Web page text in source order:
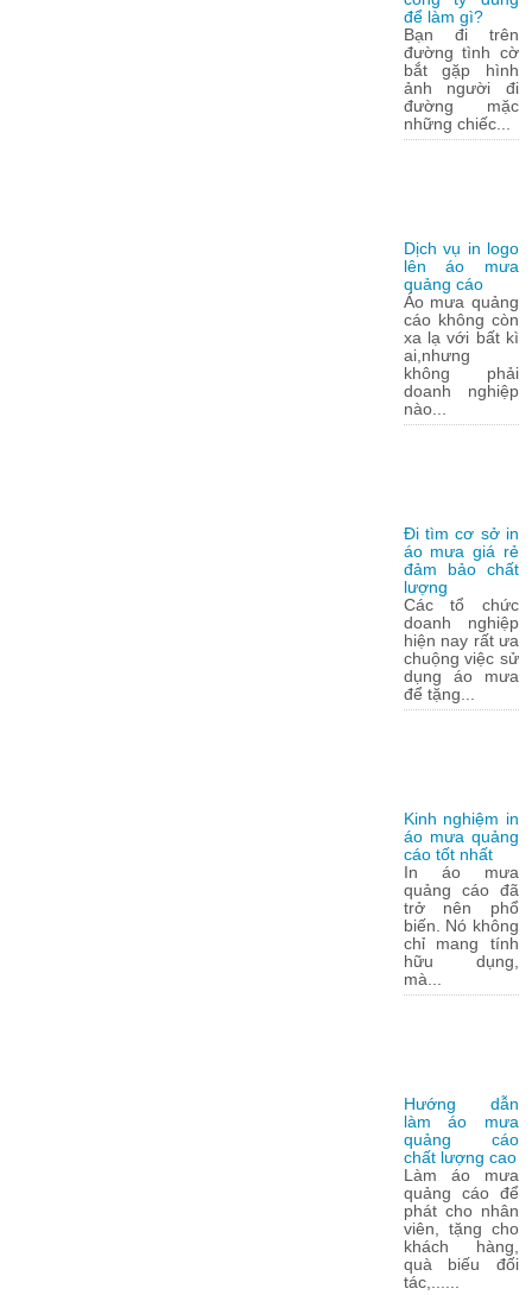
để làm gì?
Bạn đi trên
đường tình cờ
bắt gặp hình
ảnh người đi
đường mặc
những chiếc...
Dịch vụ in logo
lên áo mưa
quảng cáo
Áo mưa quảng
cáo không còn
xa lạ với bất kì
ai,nhưng
không phải
doanh nghiệp
nào...
Đi tìm cơ sở in
áo mưa giá rẻ
đảm bảo chất
lượng
Các tổ chức
doanh nghiệp
hiện nay rất ưa
chuộng việc sử
dụng áo mưa
để tặng...
Kinh nghiệm in
áo mưa quảng
cáo tốt nhất
In áo mưa
quảng cáo đã
trở nên phổ
biến. Nó không
chỉ mang tính
hữu dụng,
mà...
Hướng dẫn
làm áo mưa
quảng cáo
chất lượng cao
Làm áo mưa
quảng cáo để
phát cho nhân
viên, tặng cho
khách hàng,
quà biếu đối
tác,......